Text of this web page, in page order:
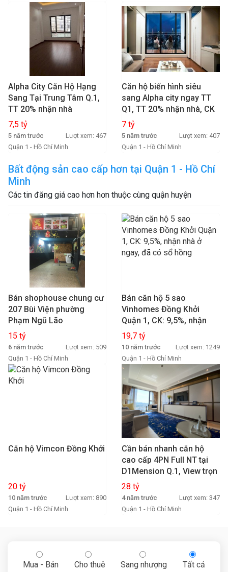
Alpha City Căn Hộ Hạng
Sang Tại Trung Tâm Q.1,
TT 20% nhận nhà
7,5 tỷ
5 năm trước
Lượt xem: 467
Quận 1 - Hồ Chí Minh
Căn hộ biến hình siêu
sang Alpha city ngay TT
Q1, TT 20% nhận nhà, CK
thuê 600tr/năm
7 tỷ
5 năm trước
Lượt xem: 407
Quận 1 - Hồ Chí Minh
Bất động sản cao cấp hơn tại Quận 1 - Hồ Chí
Minh
Các tin đăng giá cao hơn hơn thuộc cùng quận huyện
Bán shophouse chung cư
207 Bùi Viện phường
Phạm Ngũ Lão
15 tỷ
6 năm trước
Lượt xem: 509
Quận 1 - Hồ Chí Minh
Bán căn hộ 5 sao
Vinhomes Đồng Khởi
Quận 1, CK: 9,5%, nhận
nhà ở ngay, đã có sổ hồng
19,7 tỷ
10 năm trước
Lượt xem: 1249
Quận 1 - Hồ Chí Minh
Căn hộ Vimcon Đồng Khởi
20 tỷ
10 năm trước
Lượt xem: 890
Quận 1 - Hồ Chí Minh
Cần bán nhanh căn hộ
cao cấp 4PN Full NT tại
D1Mension Q.1, View trọn
sông và thành phố.
28 tỷ
4 năm trước
Lượt xem: 347
Quận 1 - Hồ Chí Minh
Mua - Bán Cho thuê Sang nhượng Tất cả